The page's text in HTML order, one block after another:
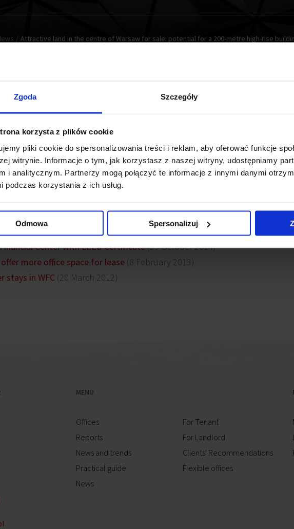
Zgoda Szczegóły
korzysta z plików cookie
pliki cookie do spersonalizowania treści i reklam, aby oferować funkcje
witrynie. Informacje o tym, jak korzystasz z naszej witryny, udostępniamy
i analitycznym. Partnerzy mogą połączyć te informacje z innymi danymi
podczas korzystania z ich usług.
Odmowa Spersonalizuj
Attractive land in the centre of Warsaw for sale: potential for a 200-metre high-rise
at 51 Emilia Plater Street in Warsaw next to the
there was a furniture store on this plot which was demolished in 2016.
of Palace of Culture and Science is growing up (14 April 2016)
Center with LEED Certificate(29 October 2014)
offer more office space for lease (8 February 2013)
stays in WFC (20 March 2012)
MENU
Offices
Reports
News and trends
Practical guide
News
For Tenant
For Landlord
Clients' Recommendations
Flexible offices